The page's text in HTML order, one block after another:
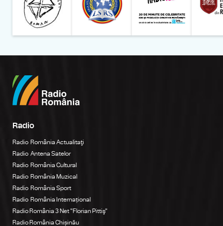
Radio
Radio România Actualitaţi
Radio Antena Satelor
Radio România Cultural
Radio România Muzical
Radio România Sport
Radio România Internațional
Radio România 3 Net "Florian Pittiş"
Radio România Chișinău